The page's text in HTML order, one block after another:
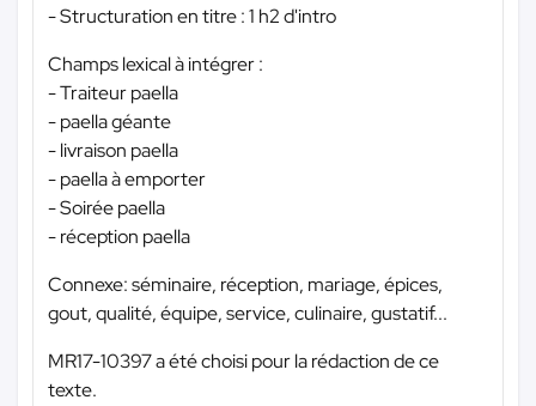
- Structuration en titre : 1 h2 d'intro
Champs lexical à intégrer :
- Traiteur paella
- paella géante
- livraison paella
- paella à emporter
- Soirée paella
- réception paella
Connexe: séminaire, réception, mariage, épices,
gout, qualité, équipe, service, culinaire, gustatif...
MR17-10397 a été choisi pour la rédaction de ce
texte.